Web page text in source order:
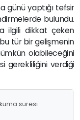
günü yaptığı tefsir
bulundu.
ilgili dikkat çeken
tür bir gelişmenin
olabileceğini
gerekliliğini verdiği
süresi